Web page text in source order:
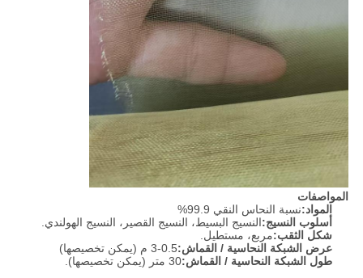
المواصفات
المواد:نسبة النحاس النقي 99.9%
أسلوب النسيج:النسيج البسيط، النسيج القصير، النسيج الهولندي.
شكل الثقب:مربع، مستطيل.
عرض الشبكة النحاسية / القماش:0.5-3 م (يمكن تخصيصها)
طول الشبكة النحاسية / القماش:30 متر (يمكن تخصيصها).